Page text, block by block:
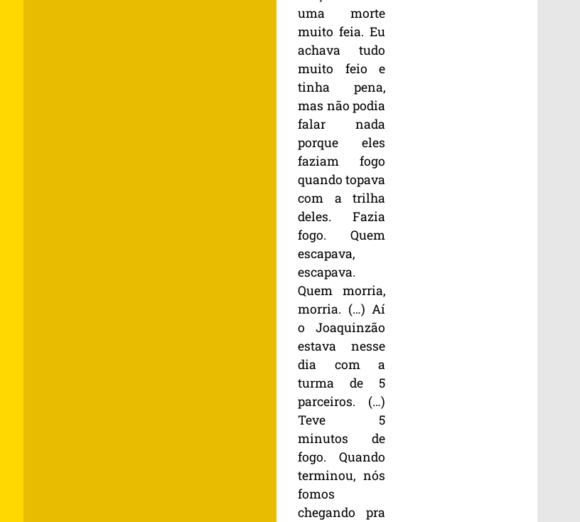
uma morte
muito feia. Eu
achava tudo
muito feio e
tinha pena,
mas não podia
falar nada
porque eles
faziam fogo
quando topava
com a trilha
deles. Fazia
fogo. Quem
escapava,
escapava.
Quem morria,
morria. (…) Aí
o Joaquinzão
estava nesse
dia com a
turma de 5
parceiros. (…)
Teve 5
minutos de
fogo. Quando
terminou, nós
fomos
chegando pra